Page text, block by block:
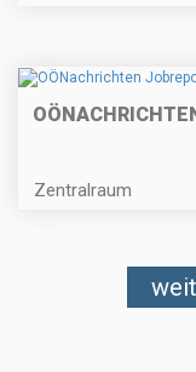
Zentralraum